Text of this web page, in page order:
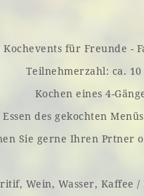
Kochevents für Freunde -
Teilnehmerzahl: ca. 10
Kochen eines 4-
Essen des gekochten
Sie gerne Ihren Prtner
Wein, Wasser, Kaffee /